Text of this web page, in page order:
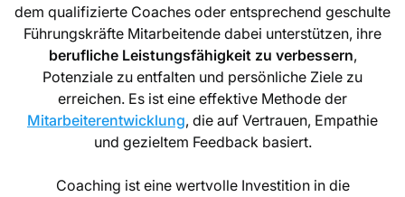
dem qualifizierte Coaches oder entsprechend geschulte
Führungskräfte Mitarbeitende dabei unterstützen, ihre
berufliche Leistungsfähigkeit zu verbessern,
Potenziale zu entfalten und persönliche Ziele zu
erreichen. Es ist eine effektive Methode der
Mitarbeiterentwicklung, die auf Vertrauen, Empathie
und gezieltem Feedback basiert.
Coaching ist eine wertvolle Investition in die